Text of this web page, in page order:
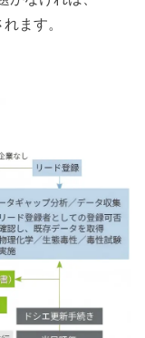
ます。